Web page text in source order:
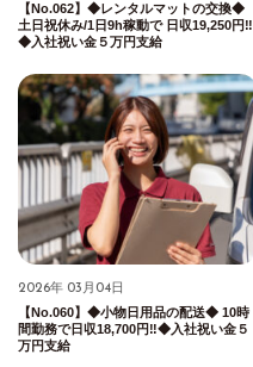
【No.062】◆レンタルマットの交換◆
土日祝休み/1日9h稼動で 日収19,250円‼︎
◆入社祝い金５万円支給
2026年 03月04日
【No.060】◆小物日用品の配送◆ 10時
間勤務で日収18,700円‼︎◆入社祝い金５
万円支給